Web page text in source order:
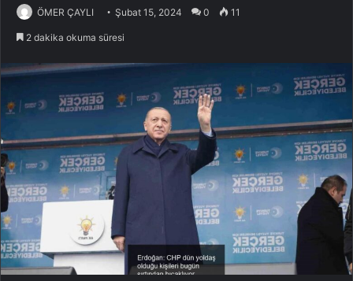
ÖMER ÇAYLI Şubat 15, 2024 0 11
2 dakika okuma süresi